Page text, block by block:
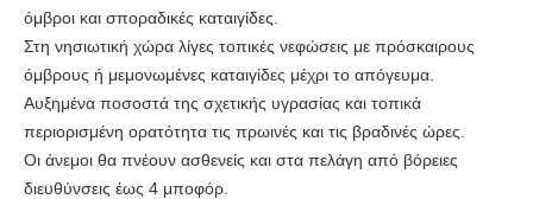
όμβροι και σποραδικές καταιγίδες.
Στη νησιωτική χώρα λίγες τοπικές νεφώσεις με πρόσκαιρους
όμβρους ή μεμονωμένες καταιγίδες μέχρι το απόγευμα.
Αυξημένα ποσοστά της σχετικής υγρασίας και τοπικά
περιορισμένη ορατότητα τις πρωινές και τις βραδινές ώρες.
Οι άνεμοι θα πνέουν ασθενείς και στα πελάγη από βόρειες
διευθύνσεις έως 4 μποφόρ.